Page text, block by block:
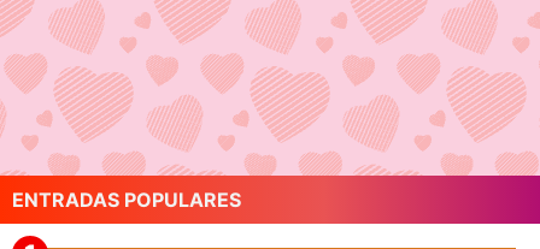
ENTRADAS POPULARES